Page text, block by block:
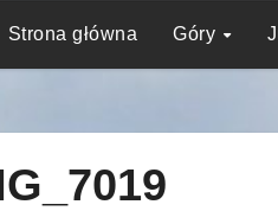
Strona główna Góry